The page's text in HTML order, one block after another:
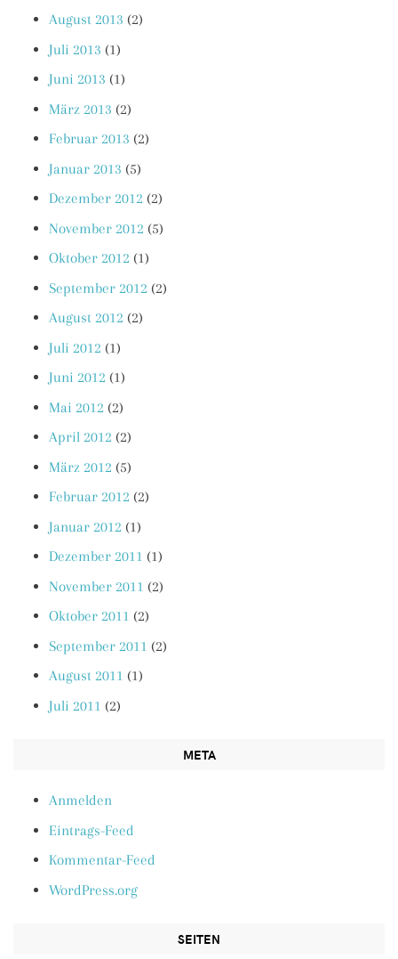
August 2013 (2)
Juli 2013 (1)
Juni 2013 (1)
März 2013 (2)
Februar 2013 (2)
Januar 2013 (5)
Dezember 2012 (2)
November 2012 (5)
Oktober 2012 (1)
September 2012 (2)
August 2012 (2)
Juli 2012 (1)
Juni 2012 (1)
Mai 2012 (2)
April 2012 (2)
März 2012 (5)
Februar 2012 (2)
Januar 2012 (1)
Dezember 2011 (1)
November 2011 (2)
Oktober 2011 (2)
September 2011 (2)
August 2011 (1)
Juli 2011 (2)
META
Anmelden
Eintrags-Feed
Kommentar-Feed
WordPress.org
SEITEN